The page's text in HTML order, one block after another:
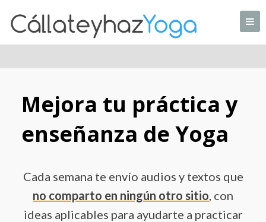
Mejora tu práctica y
enseñanza de Yoga
Cada semana te envío audios y textos que
no comparto en ningún otro sitio, con
ideas aplicables para ayudarte a practicar